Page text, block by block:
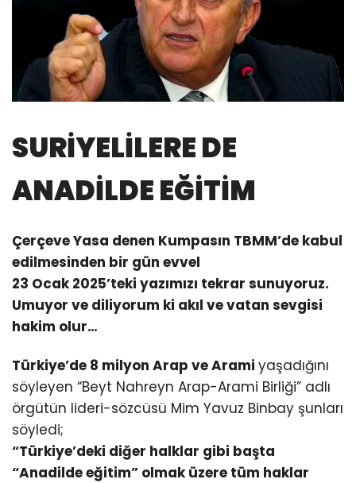
SURİYELİLERE DE
ANADİLDE EĞİTİM
Çerçeve Yasa denen Kumpasın TBMM’de kabul
edilmesinden bir gün evvel
23 Ocak 2025’teki yazımızı tekrar sunuyoruz.
Umuyor ve diliyorum ki akıl ve vatan sevgisi
hakim olur…
Türkiye’de 8 milyon Arap ve Arami yaşadığını
söyleyen “Beyt Nahreyn Arap-Arami Birliği” adlı
örgütün lideri-sözcüsü Mim Yavuz Binbay şunları
söyledi;
“Türkiye’deki diğer halklar gibi başta
“Anadilde eğitim” olmak üzere tüm haklar